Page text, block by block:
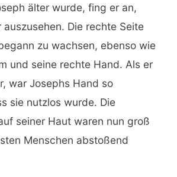
älter wurde, fing er an,
auszusehen. Die rechte Seite
zu wachsen, ebenso wie
und seine rechte Hand. Als er
war Josephs Hand so
sie nutzlos wurde. Die
seiner Haut waren nun groß
Menschen abstoßend